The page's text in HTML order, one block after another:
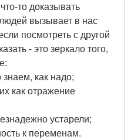
то доказывать
вызывает в нас
посмотреть с другой
- это зеркало того,
как надо;
как отражение
устарели;
к переменам.